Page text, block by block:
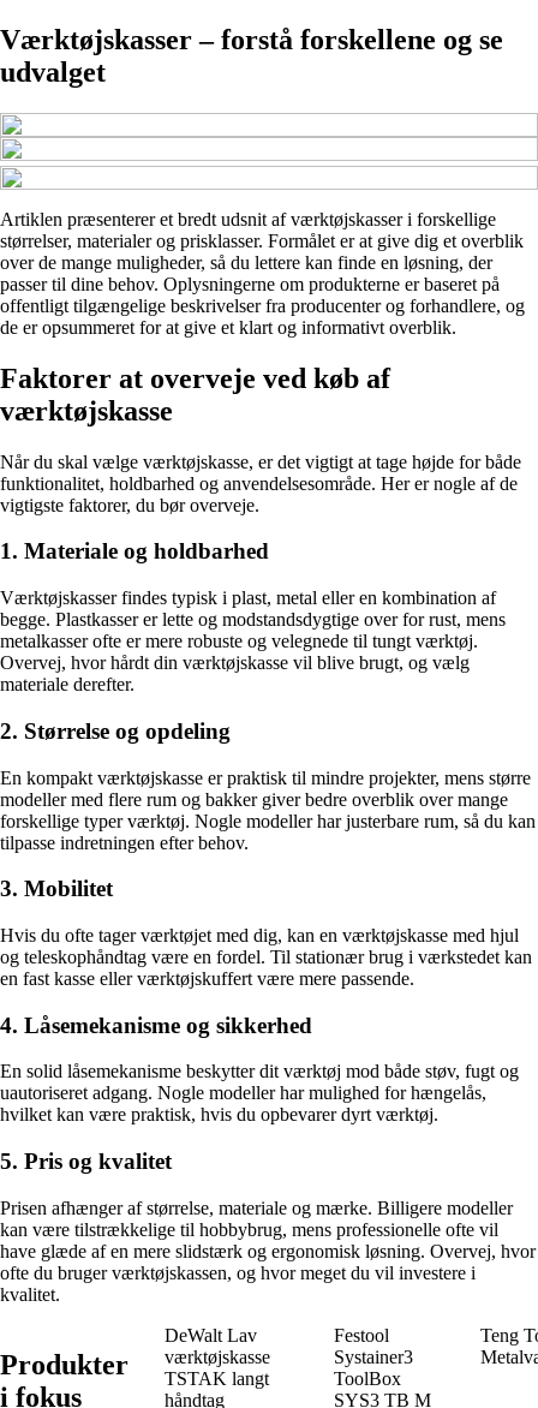
Værktøjskasser – forstå forskellene og se
udvalget
Artiklen præsenterer et bredt udsnit af værktøjskasser i forskellige
størrelser, materialer og prisklasser. Formålet er at give dig et overblik
over de mange muligheder, så du lettere kan finde en løsning, der
passer til dine behov. Oplysningerne om produkterne er baseret på
offentligt tilgængelige beskrivelser fra producenter og forhandlere, og
de er opsummeret for at give et klart og informativt overblik.
Faktorer at overveje ved køb af
værktøjskasse
Når du skal vælge værktøjskasse, er det vigtigt at tage højde for både
funktionalitet, holdbarhed og anvendelsesområde. Her er nogle af de
vigtigste faktorer, du bør overveje.
1. Materiale og holdbarhed
Værktøjskasser findes typisk i plast, metal eller en kombination af
begge. Plastkasser er lette og modstandsdygtige over for rust, mens
metalkasser ofte er mere robuste og velegnede til tungt værktøj.
Overvej, hvor hårdt din værktøjskasse vil blive brugt, og vælg
materiale derefter.
2. Størrelse og opdeling
En kompakt værktøjskasse er praktisk til mindre projekter, mens større
modeller med flere rum og bakker giver bedre overblik over mange
forskellige typer værktøj. Nogle modeller har justerbare rum, så du kan
tilpasse indretningen efter behov.
3. Mobilitet
Hvis du ofte tager værktøjet med dig, kan en værktøjskasse med hjul
og teleskophåndtag være en fordel. Til stationær brug i værkstedet kan
en fast kasse eller værktøjskuffert være mere passende.
4. Låsemekanisme og sikkerhed
En solid låsemekanisme beskytter dit værktøj mod både støv, fugt og
uautoriseret adgang. Nogle modeller har mulighed for hængelås,
hvilket kan være praktisk, hvis du opbevarer dyrt værktøj.
5. Pris og kvalitet
Prisen afhænger af størrelse, materiale og mærke. Billigere modeller
kan være tilstrækkelige til hobbybrug, mens professionelle ofte vil
have glæde af en mere slidstærk og ergonomisk løsning. Overvej, hvor
ofte du bruger værktøjskassen, og hvor meget du vil investere i
kvalitet.
Produkter
i fokus
DeWalt Lav
værktøjskasse
TSTAK langt
håndtag
Festool
Systainer3
ToolBox
SYS3 TB M
Teng